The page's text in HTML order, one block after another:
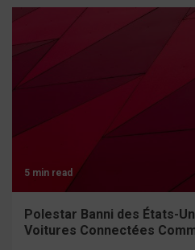
5 min read
Polestar Banni des États-
Voitures Connectées